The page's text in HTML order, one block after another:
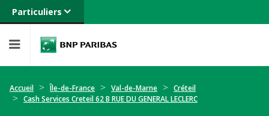
Particuliers
Banque privée
Entreprises
Accueil Île-de-France Val-de-Marne
Créteil
Cash Services Creteil 62 B RUE DU GENERAL LECLERC